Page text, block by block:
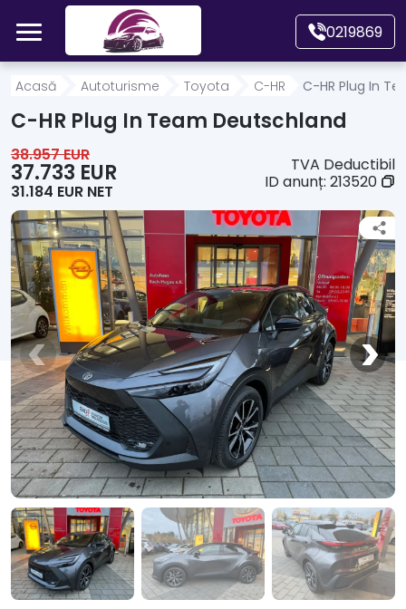
Mergi direct la conținutul principal
0219869
Acasă
Autoturisme
Motociclete
Autoutilitare
Alte tipuri vehicule
Despre Noi
Contact
Acasă Autoturisme Toyota C-HR C-HR Plug In
C-HR Plug In Team Deutschland
38.957 EUR
37.733 EUR
31.184 EUR NET
TVA Deductibil
ID anunț: 213520